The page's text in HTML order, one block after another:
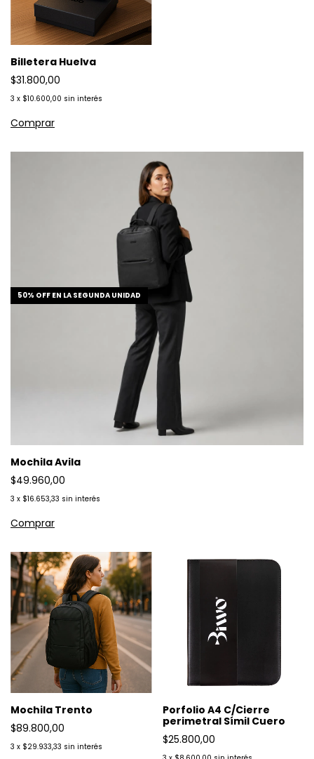
Billetera Huelva
$31.800,00
3 x $10.600,00 sin interés
50% OFF EN LA SEGUNDA UNIDAD
Mochila Avila
$49.960,00
3 x $16.653,33 sin interés
Mochila Trento
$89.800,00
3 x $29.933,33 sin interés
Porfolio A4 C/Cierre
perimetral Símil Cuero
$25.800,00